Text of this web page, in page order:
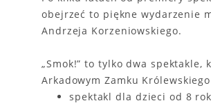
obejrzeć to piękne wydarzenie
Andrzeja Korzeniowskiego.
„Smok!” to tylko dwa spektakle,
Arkadowym Zamku
spektakl dla dzieci od 8